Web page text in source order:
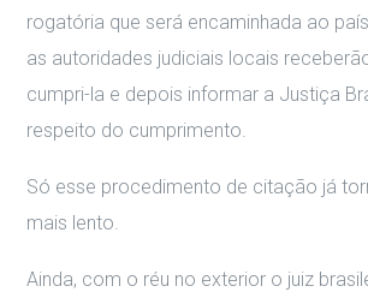
rogatória que será encaminhada ao
as autoridades judiciais locais
cumpri-la e depois informar a Justiça
respeito do cumprimento.
Só esse procedimento de citação já
mais lento.
Ainda, com o réu no exterior o juiz